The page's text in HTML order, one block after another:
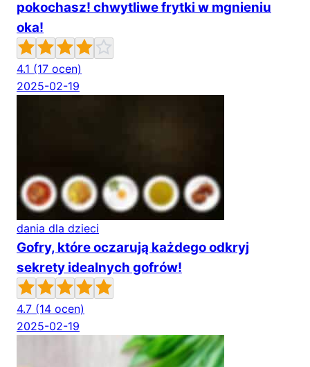
pokochasz! chwytliwe frytki w mgnieniu
oka!
4.1 (17 ocen)
2025-02-19
dania dla dzieci
Gofry, które oczarują każdego odkryj
sekrety idealnych gofrów!
4.7 (14 ocen)
2025-02-19